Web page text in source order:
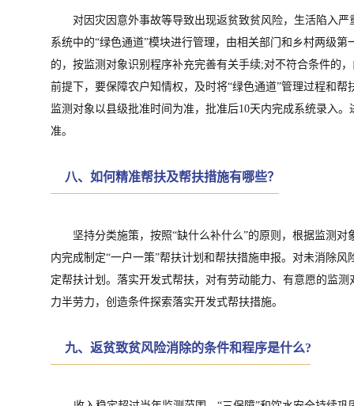
对因灾因意外事故等导致出现返贫致贫风险，生活陷入
系统中的“绿色通道”模块进行管理，由相关部门和乡村两级
的，按监测对象识别程序补充完善有关手续;对不符合条件的
前提下，要保障农户知情权，及时将“绿色通道”管理过程和
监测对象以县级批准时间为准，批准后10天内完成系统录入
准。
八、如何精准帮扶及帮扶措施有哪些？
坚持分类施策，按照“缺什么补什么”的原则，根据监测
内完成制定“一户一策”帮扶计划和帮扶措施申报。对未消除
定帮扶计划。落实开发式帮扶，对有劳动能力、有意愿的监
力半劳力，创造条件探索落实开发式帮扶措施。
九、返贫致贫风险消除的条件和程序是什么?